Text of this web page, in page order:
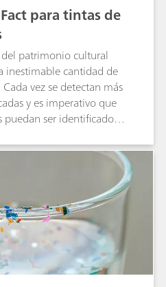
de fabricación
de
(FDA) es como el
farmacéuticos, pero
Prácticas de
GMP). El
activo para las pruebas
minimizando la
por los sistemas Raman
láseres nm. Como tal,
usa aquí para identificar
normalmente emitirían
de 785 nm.
para tintas de
patrimonio cultural
inestimable cantidad de
vez se detectan más
y es imperativo que
ser identificados y
de 1064 nm se utiliza
de la tinta. El i-
la funcionalidad de
láser en hasta un 1%
y el sistema de
analiza los detalles
es imperativo para el
cultural de un sobre